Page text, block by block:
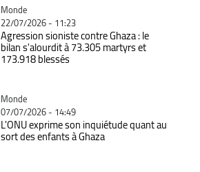
Catégorie
Monde
22/07/2026 - 11:23
Agression sioniste contre Ghaza : le
bilan s'alourdit à 73.305 martyrs et
173.918 blessés
Catégorie
Monde
07/07/2026 - 14:49
L'ONU exprime son inquiétude quant au
sort des enfants à Ghaza